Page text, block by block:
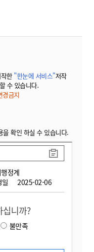
한 "한눈에 서비스"저작
수 있습니다.
경금지
확인 하실 수 있습니다.
정계
일 2025-02-06
십니까?
불만족